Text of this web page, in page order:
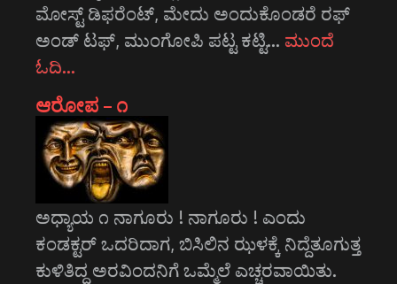
ಮೋಸ್ಟ್‌ ಡಿಫರೆಂಟ್‌, ಮೇದು ಅಂದುಕೊಂಡರೆ ರಫ್
ಅಂಡ್ ಟಫ್, ಮುಂಗೋಪಿ ಪಟ್ಟ ಕಟ್ಟಿ… ಮುಂದೆ
ಓದಿ…
ಆರೋಪ – ೧
ಅಧ್ಯಾಯ ೧ ನಾಗೂರು ! ನಾಗೂರು ! ಎಂದು
ಕಂಡಕ್ಟರ್ ಒದರಿದಾಗ, ಬಿಸಿಲಿನ ಝಳಕ್ಕೆ ನಿದ್ದೆತೂಗುತ್ತ
ಕುಳಿತಿದ್ದ ಅರವಿಂದನಿಗೆ ಒಮ್ಮೆಲೆ ಎಚ್ಚರವಾಯಿತು.